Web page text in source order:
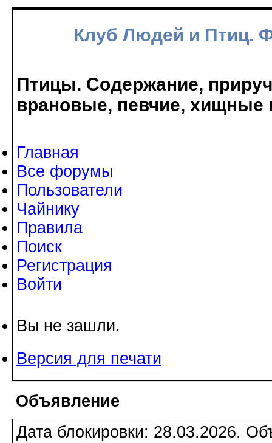
Клуб Людей и Птиц.
Птицы. Содержание,
врановые, певчие, хищные
Главная
Все форумы
Пользователи
Чайнику
Правила
Поиск
Регистрация
Войти
Вы не зашли.
Версия для печати
Объявление
Дата блокировки: 28.03.2026.